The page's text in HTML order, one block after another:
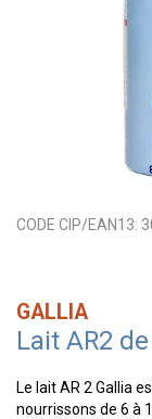
CODE CIP/EAN13:
GALLIA
Lait AR2
Le lait AR 2 Gallia
nourrissons de 6 à